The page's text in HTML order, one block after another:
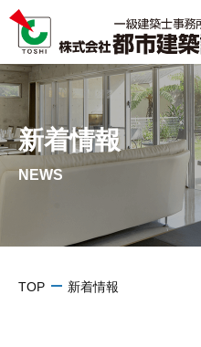
新着情報
NEWS
TOP 新着情報